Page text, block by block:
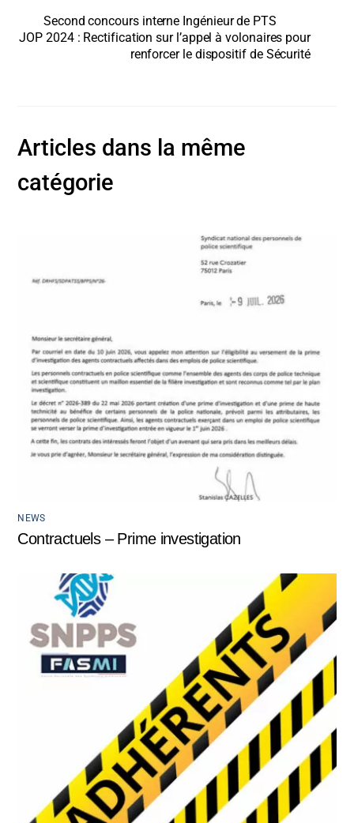
Second concours interne Ingénieur de PTS
JOP 2024 : Rectification sur l’appel à volonaires pour
renforcer le dispositif de Sécurité
Articles dans la même
catégorie
NEWS
Contractuels – Prime investigation